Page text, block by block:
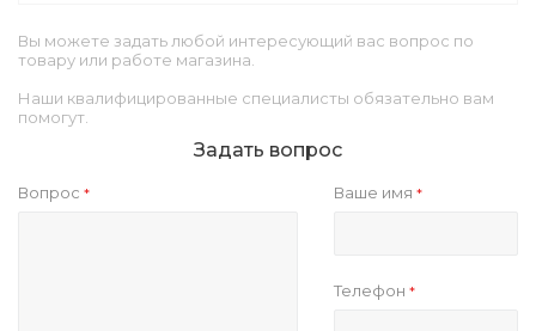
Вы можете задать любой интересующий вас вопрос по
товару или работе магазина.
Наши квалифицированные специалисты обязательно вам
помогут.
Задать вопрос
Вопрос * Ваше имя*
Телефон*